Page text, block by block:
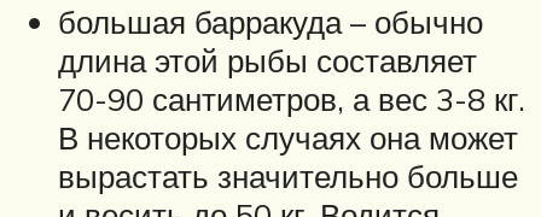
большая барракуда – обычно
длина этой рыбы составляет
70-90 сантиметров, а вес 3-8 кг.
В некоторых случаях она может
вырастать значительно больше